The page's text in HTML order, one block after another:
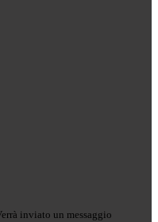
inviato un messaggio